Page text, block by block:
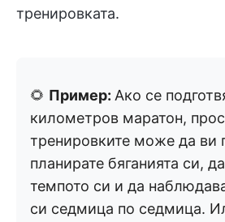
тренировката.
🌻 Пример: Ако се
километров маратон,
тренировките може да ви
планирате бяганията си,
темпото си и да
си седмица по седмица.